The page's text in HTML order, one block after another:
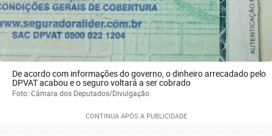
De acordo com informações do governo, o dinheiro arrecadado pelo
DPVAT acabou e o seguro voltará a ser cobrado
Foto: Câmara dos Deputados/Divulgação